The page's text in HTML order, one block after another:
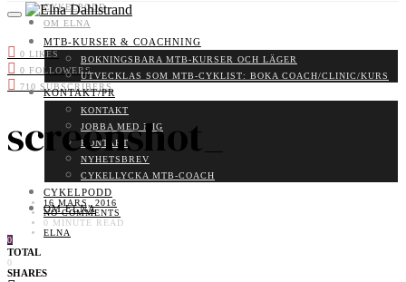
CYKELPODD
OM ELNA
0 LIKES
0 FOLLOWERS
710 SUBSCRIBERS
MTB-KURSER & COACHNING
BOKNINGSBARA MTB-KURSER OCH LÄGER
UTVECKLAS SOM MTB-CYKLIST: BOKA COACH/CLINIC/KURS
KONTAKT/PR
KONTAKT
JOBBA MED MIG
KONTAKT
NYHETSBREV
CYKELLYCKA MTB-COACH
CYKELPODD
OM ELNA
0
screenshot_
16 MARS, 2016
NO COMMENTS
0 MINUTE READ
ELNA
TOTAL
0
SHARES